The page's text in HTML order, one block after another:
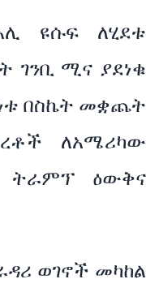
ዩሱፍ ለሂደቱ
ገንቢ ሚና ያደነቁ
በስኬት መቋጨት
ለአሜሪካው
ትራምፕ ዕውቅና
ወገኖች መካከል